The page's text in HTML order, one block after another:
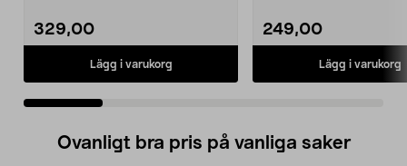
329,00
Lägg i varukorg
249,00
Lägg i varukorg
Ovanligt bra pris på vanliga saker